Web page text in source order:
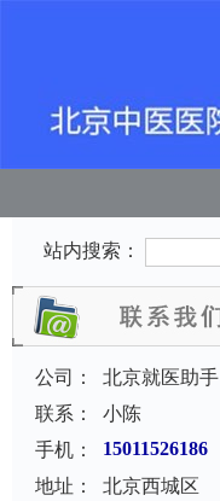
站内搜索：
公司：
北京就医助手
联系：
小陈
手机：
15011526186
地址：
北京西城区